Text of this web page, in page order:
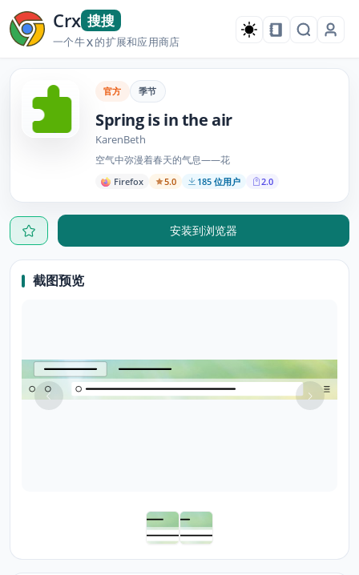
Crx 搜搜
一个牛X的扩展和应用商店
官方 季节
Spring is in the air
KarenBeth
空气中弥漫着春天的气息——花
Firefox 5.0 185 位用户 2.0
安装到浏览器
截图预览